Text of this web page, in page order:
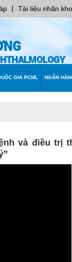
| Tài liệu nhãn
GIA PCML NGÂN
và điều trị